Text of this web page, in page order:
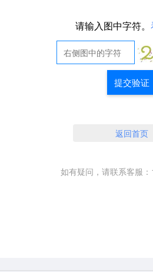
请输入图中字符。
提交验证
返回首页
如有疑问，请联系客服